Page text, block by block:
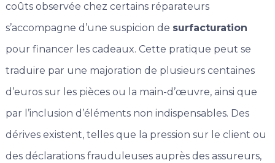
coûts observée chez certains réparateurs
s’accompagne d’une suspicion de surfacturation
pour financer les cadeaux. Cette pratique peut se
traduire par une majoration de plusieurs centaines
d’euros sur les pièces ou la main-d’œuvre, ainsi que
par l’inclusion d’éléments non indispensables. Des
dérives existent, telles que la pression sur le client ou
des déclarations frauduleuses auprès des assureurs,